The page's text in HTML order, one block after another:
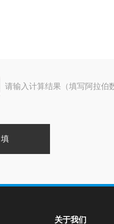
请输入计算结果（填写阿拉伯
关于我们